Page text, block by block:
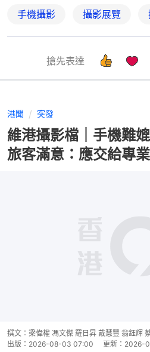
手機攝影 攝影展覽
搶先表達
港聞 突發
維港攝影檔｜手機難
旅客滿意：應交給專
撰文： 梁偉權 馮文傑 羅日昇 戴慧豐 翁鈺輝
出版： 2026-08-03 07:00 更新： 2026-